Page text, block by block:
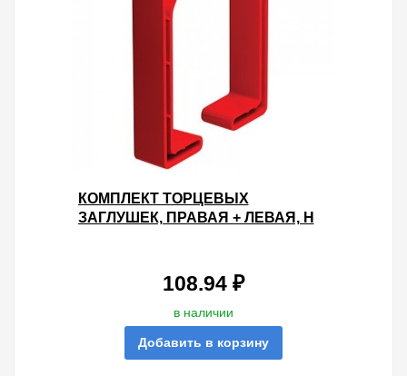
КОМПЛЕКТ ТОРЦЕВЫХ
ЗАГЛУШЕК, ПРАВАЯ + ЛЕВАЯ, H
108.94 ₽
в наличии
Добавить в корзину